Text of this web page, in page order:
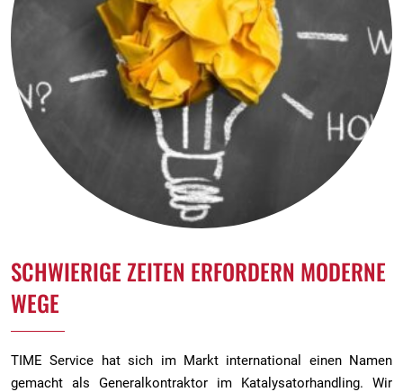
SCHWIERIGE ZEITEN ERFORDERN MODERNE
WEGE
TIME Service hat sich im Markt international einen Namen
gemacht als Generalkontraktor im Katalysatorhandling. Wir